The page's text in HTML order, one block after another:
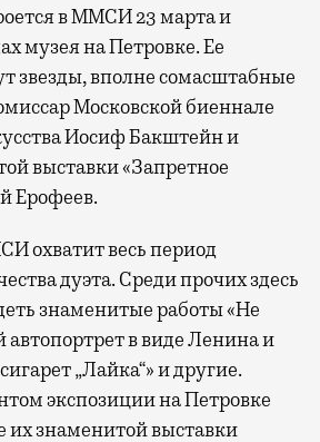
в ММСИ 23 марта и
музея на Петровке. Ее
звезды, вполне сомасштабные
Московской биеннале
Иосиф Бакштейн и
выставки «Запретное
Ерофеев.
охватит весь период
дуэта. Среди прочих здесь
знаменитые работы «Не
автопортрет в виде Ленина и
„Лайка“» и другие.
экспозиции на Петровке
их знаменитой выставки